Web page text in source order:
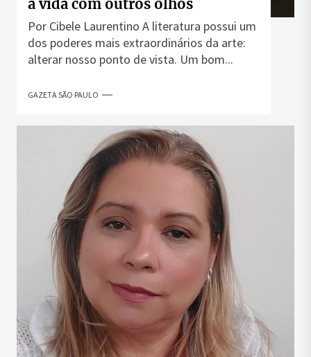
a vida com outros olhos
Por Cibele Laurentino A literatura possui um
dos poderes mais extraordinários da arte:
alterar nosso ponto de vista. Um bom...
GAZETA SÃO PAULO